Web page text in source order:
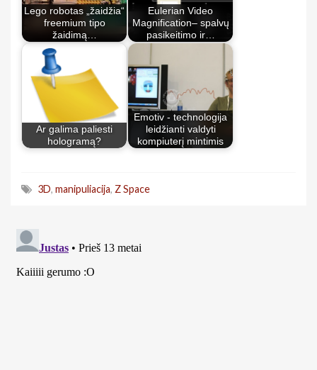
Lego robotas „žaidžia“
freemium tipo
žaidimą…
Eulerian Video
Magnification– spalvų
pasikeitimo ir…
Ar galima paliesti
hologramą?
Emotiv - technologija
leidžianti valdyti
kompiuterį mintimis
3D, manipuliacija, Z Space